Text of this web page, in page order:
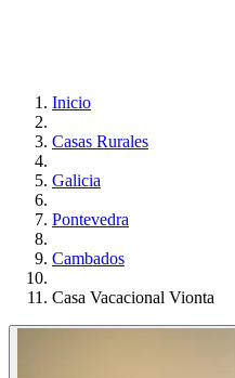
Inicio
Casas Rurales
Galicia
Pontevedra
Cambados
Casa Vacacional Vionta